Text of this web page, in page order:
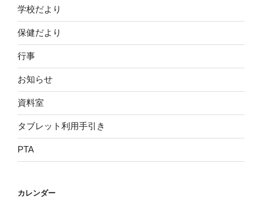
学校だより
保健だより
行事
お知らせ
資料室
タブレット利用手引き
PTA
カレンダー